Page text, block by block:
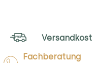
Fachberatung